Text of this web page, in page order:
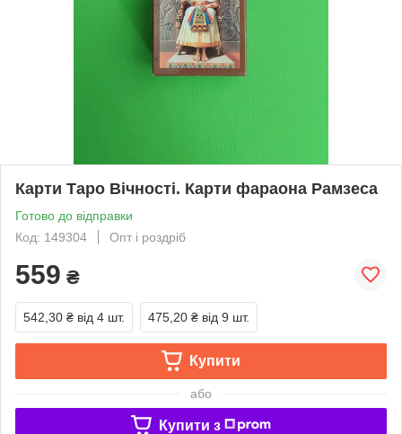
Карти Таро Вічності. Карти фараона Рамзеса
Готово до відправки
Код: 149304
Опт і роздріб
559 ₴
542,30 ₴ від 4 шт. 475,20 ₴ від 9 шт.
Купити
або
Купити з